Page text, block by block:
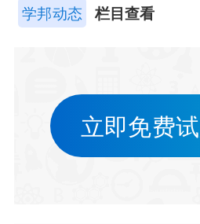
学邦动态 栏目查看
立即免费